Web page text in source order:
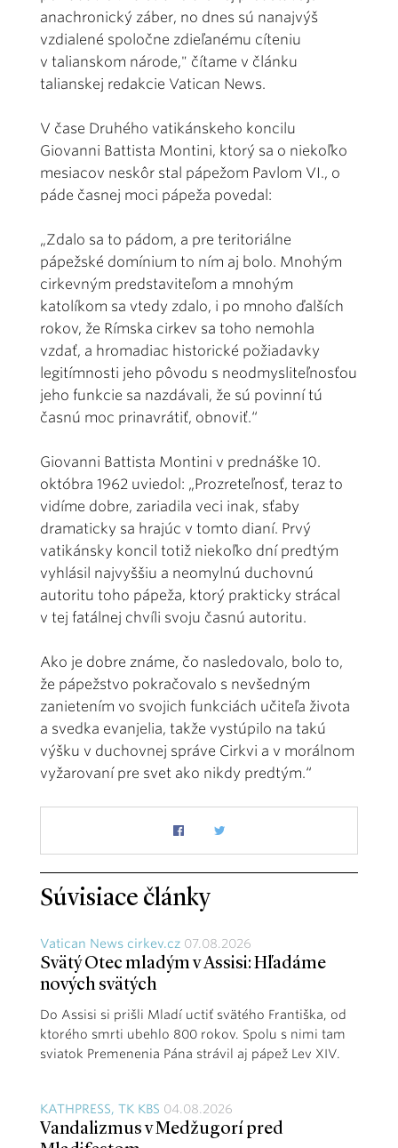
anachronický záber, no dnes sú nanajvýš
vzdialené spoločne zdieľanému cíteniu
v talianskom národe," čítame v článku
talianskej redakcie Vatican News.
V čase Druhého vatikánskeho koncilu
Giovanni Battista Montini, ktorý sa o niekoľko
mesiacov neskôr stal pápežom Pavlom VI., o
páde časnej moci pápeža povedal:
„Zdalo sa to pádom, a pre teritoriálne
pápežské domínium to ním aj bolo. Mnohým
cirkevným predstaviteľom a mnohým
katolíkom sa vtedy zdalo, i po mnoho ďalších
rokov, že Rímska cirkev sa toho nemohla
vzdať, a hromadiac historické požiadavky
legitímnosti jeho pôvodu s neodmysliteľnosťou
jeho funkcie sa nazdávali, že sú povinní tú
časnú moc prinavrátiť, obnoviť.“
Giovanni Battista Montini v prednáške 10.
októbra 1962 uviedol: „Prozreteľnosť, teraz to
vidíme dobre, zariadila veci inak, sťaby
dramaticky sa hrajúc v tomto dianí. Prvý
vatikánsky koncil totiž niekoľko dní predtým
vyhlásil najvyššiu a neomylnú duchovnú
autoritu toho pápeža, ktorý prakticky strácal
v tej fatálnej chvíli svoju časnú autoritu.
Ako je dobre známe, čo nasledovalo, bolo to,
že pápežstvo pokračovalo s nevšedným
zanietením vo svojich funkciách učiteľa života
a svedka evanjelia, takže vystúpilo na takú
výšku v duchovnej správe Cirkvi a v morálnom
vyžarovaní pre svet ako nikdy predtým.“
Súvisiace články
Vatican News cirkev.cz 07.08.2026
Svätý Otec mladým v Assisi: Hľadáme
nových svätých
Do Assisi si prišli Mladí uctiť svätého Františka, od
ktorého smrti ubehlo 800 rokov. Spolu s nimi tam
sviatok Premenenia Pána strávil aj pápež Lev XIV.
KATHPRESS, TK KBS 04.08.2026
Vandalizmus v Medžugorí pred